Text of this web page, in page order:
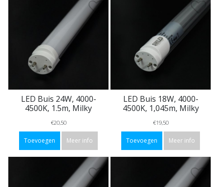
LED Buis 24W, 4000-
4500K, 1.5m, Milky
€20,50
Toevoegen Meer info
LED Buis 18W, 4000-
4500K, 1,045m, Milky
€19,50
Toevoegen Meer info